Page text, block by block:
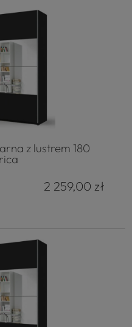
z lustrem 180
2 259,00 zł